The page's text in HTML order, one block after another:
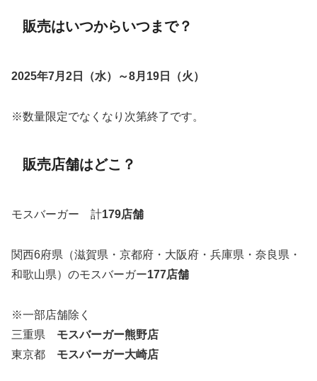
販売はいつからいつまで？
2025年7月2日（水）～8月19日（火）
※数量限定でなくなり次第終了です。
販売店舗はどこ？
モスバーガー 計179店舗
関西6府県（滋賀県・京都府・大阪府・兵庫県・奈良県・
和歌山県）のモスバーガー177店舗
※一部店舗除く
三重県 モスバーガー熊野店
東京都 モスバーガー大崎店